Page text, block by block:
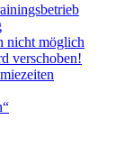
nicht möglich
verschoben!